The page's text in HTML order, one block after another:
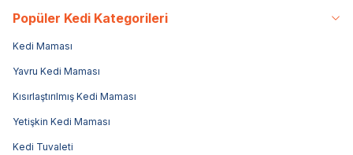
Popüler Kedi Kategorileri
Kedi Maması
Yavru Kedi Maması
Kısırlaştırılmış Kedi Maması
Yetişkin Kedi Maması
Kedi Tuvaleti